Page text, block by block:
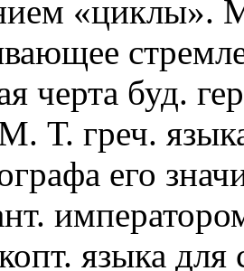
«циклы».
черта буд.
Т. греч.
его
языка